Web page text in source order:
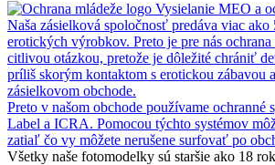
Vysielanie MEO a
Naša zásielková spoločnosť predáva viac ako
erotických výrobkov. Preto je pre nás
citlivou otázkou, pretože je dôležité chrániť
príliš skorým kontaktom s erotickou zábavou
zásielkovom obchode.
Preto v našom obchode používame ochranné
Label a ICRA. Pomocou týchto systémov
zatiaľ čo vy môžete nerušene surfovať po
Všetky naše fotomodelky sú staršie ako 18